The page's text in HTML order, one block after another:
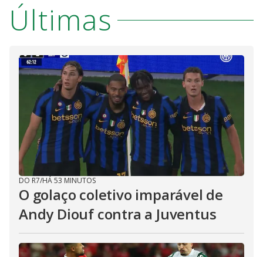
Últimas
DO R7/HÁ 53 MINUTOS
O golaço coletivo imparável de
Andy Diouf contra a Juventus